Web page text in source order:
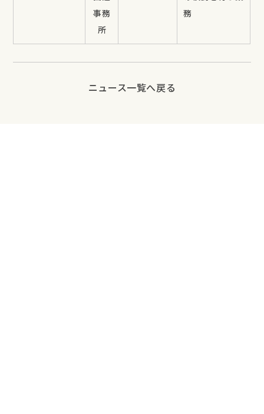
事務
所
務
ニュース一覧へ戻る